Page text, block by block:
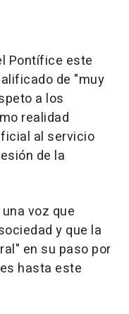
Pontífice este
de "muy
a los
realidad
al servicio
de la
voz que
y que la
en su paso por
hasta este